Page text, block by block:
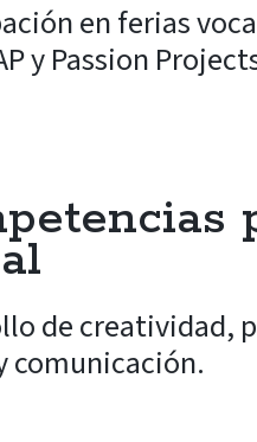
en ferias
y Passion
de creatividad,
comunicación.